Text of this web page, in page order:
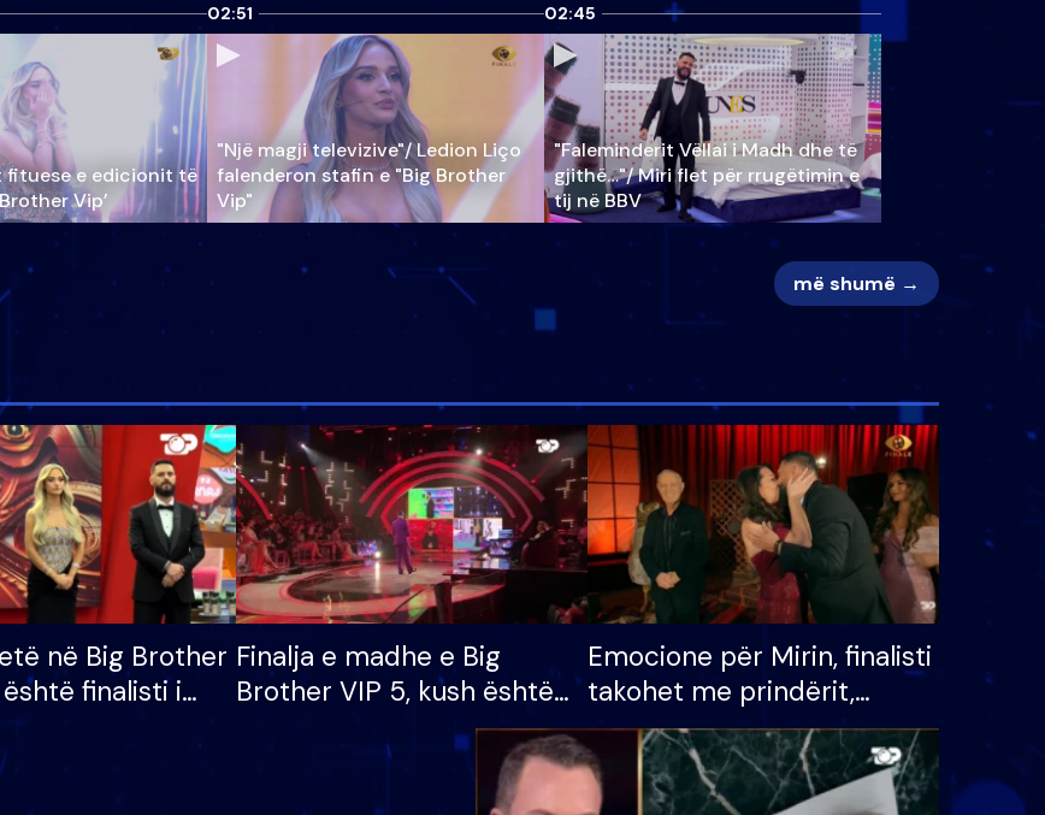
fituese e edicionit të
Vip’
02:51
"Një magji televizive"/ Ledion Liço
falenderon stafin e "Big Brother
Vip"
02:45
"Faleminderit Vëllai i Madh dhe të
gjithë…"/ Miri flet për rrugëtimin e
tij në BBV
më shumë →
në Big Brother
finalisti i
lë shtëpinë
Finalja e madhe e Big
Brother VIP 5, kush është
banori i parë që lë shtëpinë
dhe humb mundësinë për
të fituar çmimin e madh
Emocione për Mirin, finalisti
takohet me prindërit,
vajzën dhe bashkëshorten:
S’kemi ndonjë letër divorci
apo jo?